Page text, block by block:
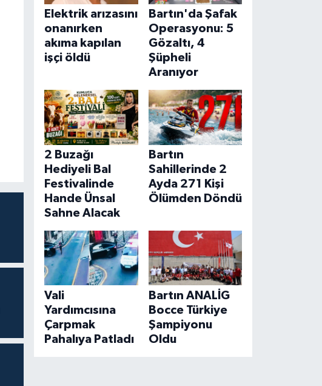
Elektrik arızasını
onanırken
akıma kapılan
işçi öldü
Bartın'da Şafak
Operasyonu: 5
Gözaltı, 4
Şüpheli
Aranıyor
2 Buzağı
Hediyeli Bal
Festivalinde
Hande Ünsal
Sahne Alacak
Bartın
Sahillerinde 2
Ayda 271 Kişi
Ölümden Döndü
Vali
Yardımcısına
Çarpmak
Pahalıya Patladı
Bartın ANALİG
Bocce Türkiye
Şampiyonu
Oldu